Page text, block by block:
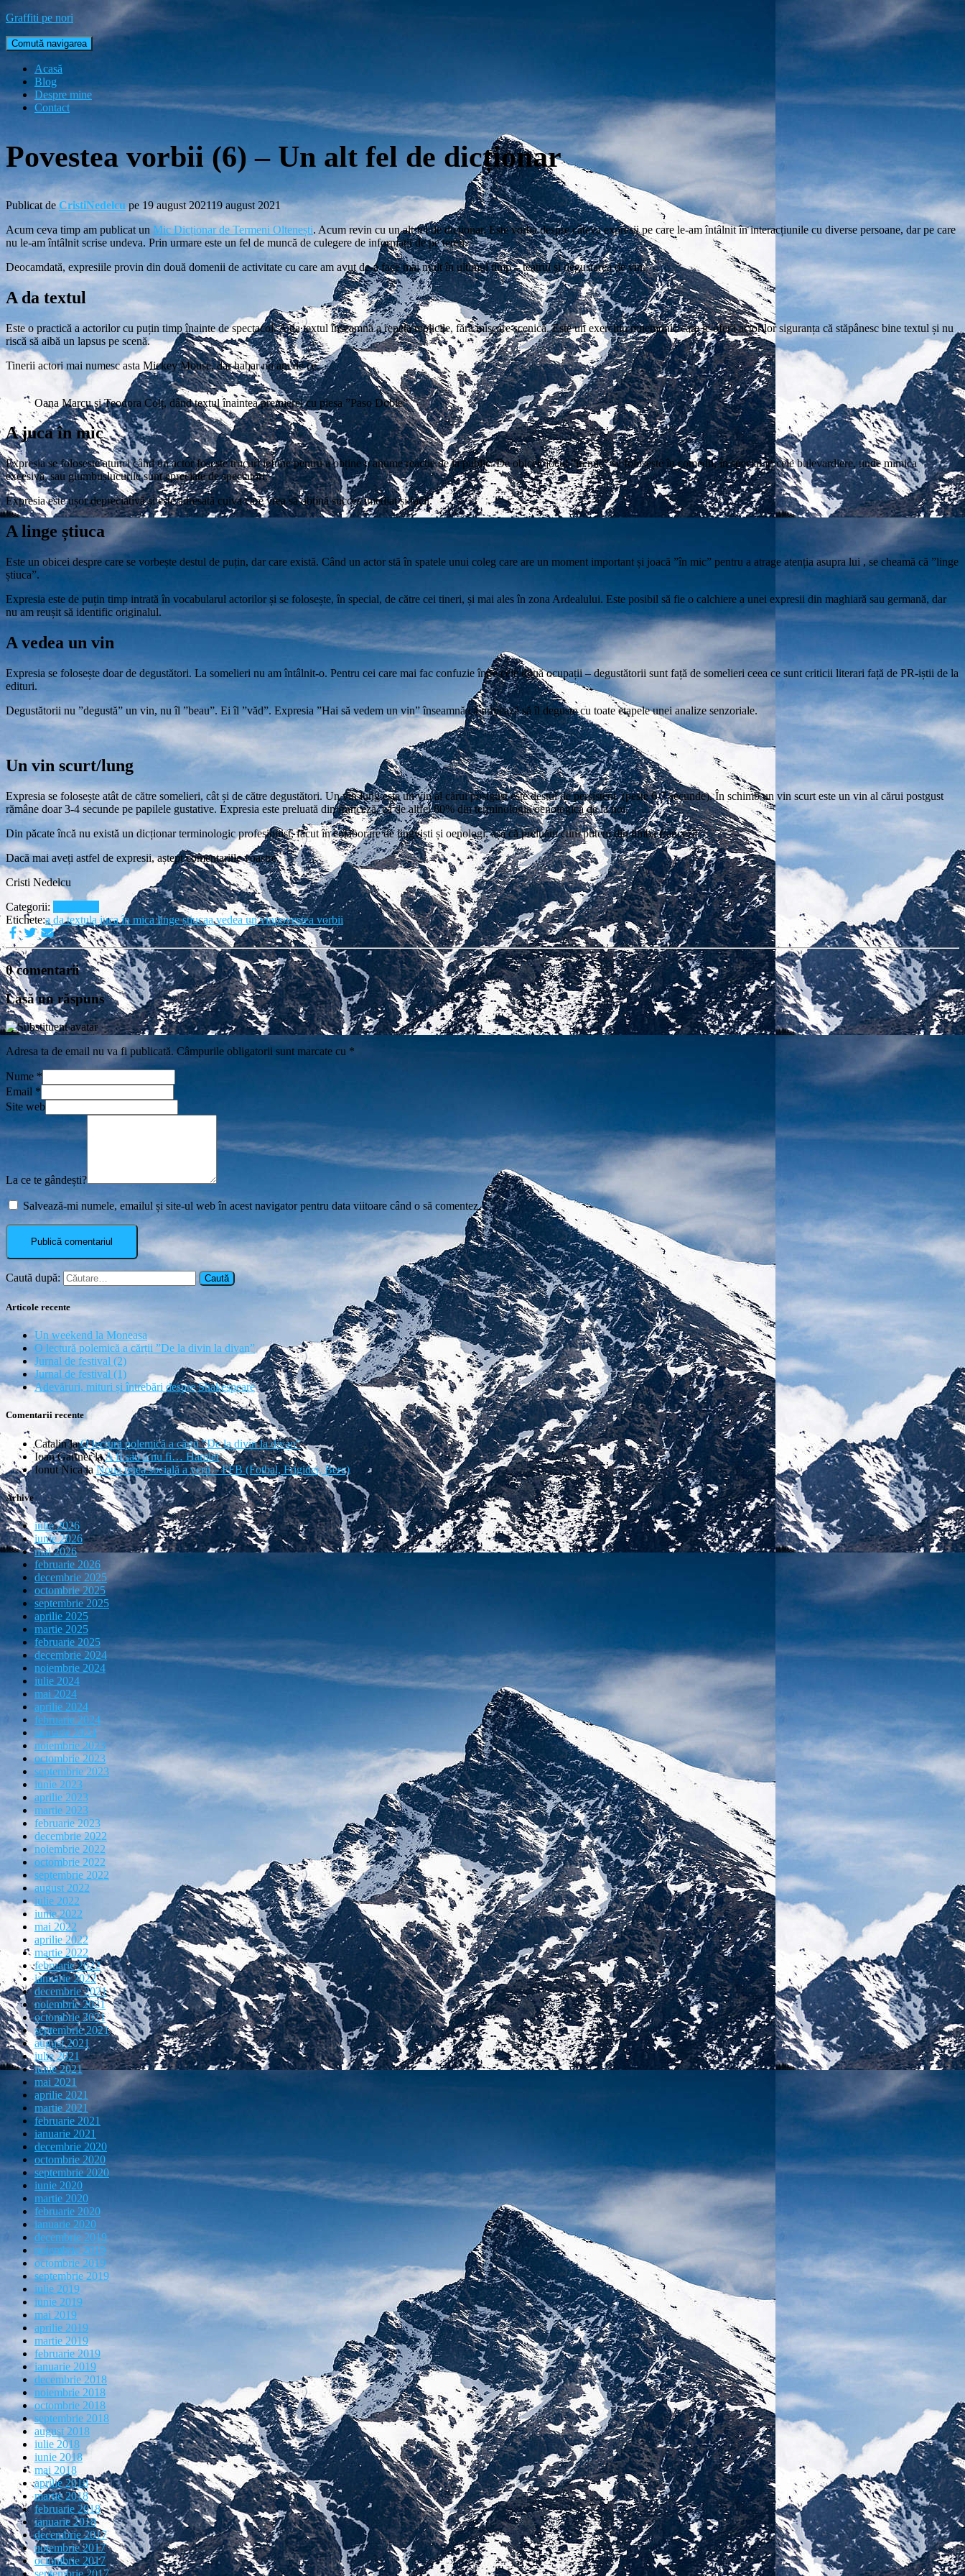
Graffiti pe nori
Comută navigarea
Acasă
Blog
Despre mine
Contact
Povestea vorbii (6) – Un alt fel de dicționar
Publicat deCristiNedelcu pe 19 august 202119 august 2021
Acum ceva timp am publicat un Mic Dicționar de Termeni Oltenești. Acum revin cu un alt fel de dicționar. Este vorba despre câteva expresii pe care le-am întâlnit în interacțiunile cu diverse persoane, dar pe care
nu le-am întâlnit scrise undeva. Prin urmare este un fel de muncă de culegere de informații de pe teren.
Deocamdată, expresiile provin din două domenii de activitate cu care am avut de-a face mai mult în ultimul timp – teatrul și degustarea de vin.
A da textul
Este o practică a actorilor cu puțin timp înainte de spectacol. A da textul înseamnă a repeta replicile, fără mișcare scenică. Este un exercițiu mnemonic care le oferă actorilor siguranța că stăpânesc bine textul și nu
riscă să aibă un lapsus pe scenă.
Tinerii actori mai numesc asta Mickey Mouse, dar habar nu am de ce.
Oana Marcu și Teodora Colț, dând textul înaintea premierei cu piesa ”Paso Doble”
A juca în mic
Expresia se folosește atunci când un actor fosește trucuri ieftine pentru a obține o anume reacție de la public. De obicei, jocul ”în mic” se folosește în comedii, în special în cele bulevardiere, unde mimica
excesivă, sau giumbușlucurile sunt apreciate de spectatori.
Expresia este ușor depreciativă și este adresată cuiva care vrea să obțină succes imediat și facil.
A linge știuca
Este un obicei despre care se vorbește destul de puțin, dar care există. Când un actor stă în spatele unui coleg care are un moment important și joacă ”în mic” pentru a atrage atenția asupra lui , se cheamă că ”linge
știuca”.
Expresia este de puțin timp intrată în vocabularul actorilor și se folosește, în special, de către cei tineri, și mai ales în zona Ardealului. Este posibil să fie o calchiere a unei expresii din maghiară sau germană, dar
nu am reușit să identific originalul.
A vedea un vin
Expresia se folosește doar de degustători. La somelieri nu am întâlnit-o. Pentru cei care mai fac confuzie între cele două ocupații – degustătorii sunt față de somelieri ceea ce sunt criticii literari față de PR-iștii de la
edituri.
Degustătorii nu ”degustă” un vin, nu îl ”beau”. Ei îl ”văd”. Expresia ”Hai să vedem un vin” înseamnă că urmează să îl deguste cu toate etapele unei analize senzoriale.
Un vin scurt/lung
Expresia se folosește atât de către somelieri, cât și de către degustători. Un vin lung este un vin al cărui postgust este destul de persistent. (peste 6-7 secunde). În schimb un vin scurt este un vin al cărui postgust
rămâne doar 3-4 secunde pe papilele gustative. Expresia este preluată din franceză, ca de altfel 80% din terminologia oenologică de la noi.
Din păcate încă nu există un dicționar terminologic profesionist, făcut în colaborare de lingviști și oenologi, așa că preluăm cum putem din limba franceză.
Dacă mai aveți astfel de expresii, aștept comentariile voastre.
Cristi Nedelcu
Categorii:
Etichete:a da textula juca în mica linge știucaa vedea un vinpovestea vorbii
0 comentarii
Lasă un răspuns
Adresa ta de email nu va fi publicată. Câmpurile obligatorii sunt marcate cu *
Nume *
Email *
Site web
La ce te gândești?
Salvează-mi numele, emailul și site-ul web în acest navigator pentru data viitoare când o să comentez.
Caută după:
Articole recente
Un weekend la Moneasa
O lectură polemică a cărții ”De la divin la divan”
Jurnal de festival (2)
Jurnal de festival (1)
Adevăruri, mituri și întrebări despre Shakespeare
Comentarii recente
CatalinlaO lectură polemică a cărții ”De la divin la divan”
Ioan GartnerlaA fi sau a nu fi… Hamlet
Ionut NicalaNoua rețea socială a verii – FFB (Fotbal, Frigider, Bere)
Arhive
iulie 2026
iunie 2026
mai 2026
februarie 2026
decembrie 2025
octombrie 2025
septembrie 2025
aprilie 2025
martie 2025
februarie 2025
decembrie 2024
noiembrie 2024
iulie 2024
mai 2024
aprilie 2024
februarie 2024
ianuarie 2024
noiembrie 2023
octombrie 2023
septembrie 2023
iunie 2023
aprilie 2023
martie 2023
februarie 2023
decembrie 2022
noiembrie 2022
octombrie 2022
septembrie 2022
august 2022
iulie 2022
iunie 2022
mai 2022
aprilie 2022
martie 2022
februarie 2022
ianuarie 2022
decembrie 2021
noiembrie 2021
octombrie 2021
septembrie 2021
august 2021
iulie 2021
iunie 2021
mai 2021
aprilie 2021
martie 2021
februarie 2021
ianuarie 2021
decembrie 2020
octombrie 2020
septembrie 2020
iunie 2020
martie 2020
februarie 2020
ianuarie 2020
decembrie 2019
noiembrie 2019
octombrie 2019
septembrie 2019
iulie 2019
iunie 2019
mai 2019
aprilie 2019
martie 2019
februarie 2019
ianuarie 2019
decembrie 2018
noiembrie 2018
octombrie 2018
septembrie 2018
august 2018
iulie 2018
iunie 2018
mai 2018
aprilie 2018
martie 2018
februarie 2018
ianuarie 2018
decembrie 2017
noiembrie 2017
octombrie 2017
septembrie 2017